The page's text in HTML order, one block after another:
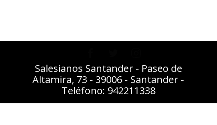
Salesianos Santander - Paseo de
Altamira, 73 - 39006 - Santander -
Teléfono: 942211338